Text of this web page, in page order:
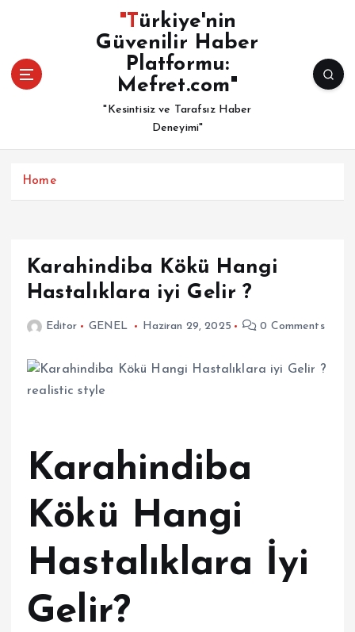
"Türkiye'nin
Güvenilir Haber
Platformu:
Mefret.com"
"Kesintisiz ve Tarafsız Haber
Deneyimi"
Home
Karahindiba Kökü Hangi
Hastalıklara iyi Gelir ?
Editor GENEL Haziran 29, 2025 0 Comments
Karahindiba
Kökü Hangi
Hastalıklara İyi
Gelir?